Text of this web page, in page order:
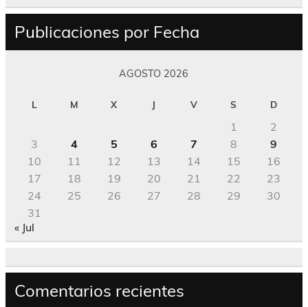
Publicaciones por Fecha
AGOSTO 2026
L M X J V S D
1
2
3
4 5 6 7 8
9
10
11 12 13 14 15
16
17
18 19 20 21 22
23
24
25 26 27 28 29
30
31
« Jul
Comentarios recientes